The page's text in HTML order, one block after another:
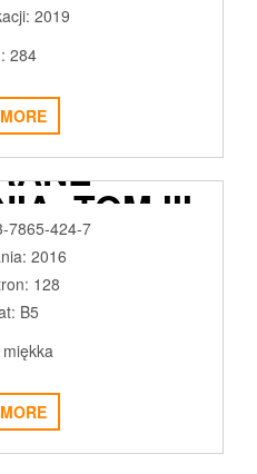
2019
284
TOM III
7865-424-7
2016
128
B5